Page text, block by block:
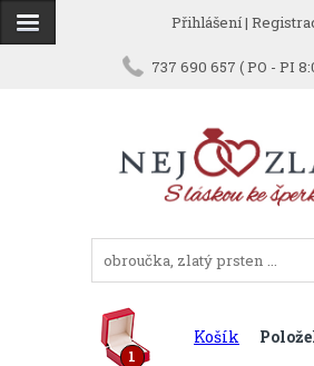
Přihlášení|
737 690 657 ( PO - PI
1
Košík